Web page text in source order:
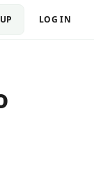
LOG IN